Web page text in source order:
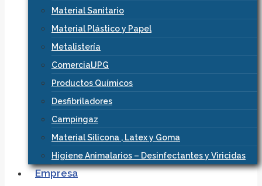
Material Sanitario
Material Plástico y Papel
Metalistería
ComercialJPG
Productos Químicos
Desfibriladores
Campingaz
Material Silicona , Latex y Goma
Higiene Animalarios – Desinfectantes y Viricidas
Empresa